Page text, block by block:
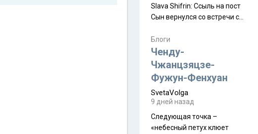
Slava Shifrin: Ссыль на пост
Сын вернулся со встречи с
уже, как демобилизовались,
а продолжают встречаться
почти каждую неделю) и с
порога сообщил: "Эйтан
разводится!" Эйтан -
мальчик из религиозной
семьи, из тех, кого называют
"вязаные кипы". С 2022-го
Блоги
Ченду-
Чжанцзяцзе-
Фужун-Фенхуан
SvetaVolga
9 дней назад
Следующая точка –
«небесный петух клюет